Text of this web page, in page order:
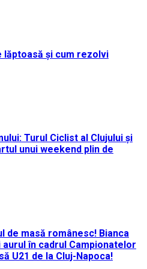
lăptoasă și cum rezolvi
Turul Ciclist al Clujului și
unui weekend plin de
de masă românesc! Bianca
aurul în cadrul Campionatelor
U21 de la Cluj-Napoca!